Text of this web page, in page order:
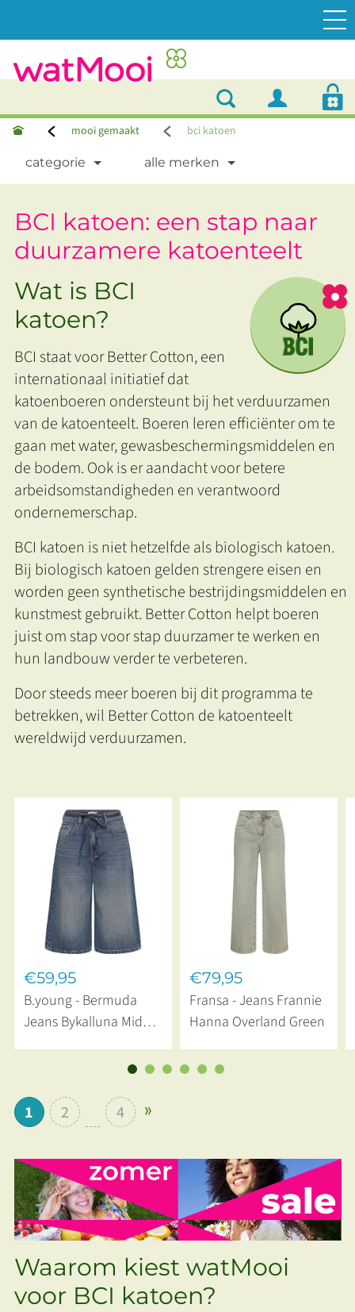
mooi gemaakt bci katoen
categorie alle merken
BCI katoen: een stap naar
duurzamere katoenteelt
Wat is BCI
katoen?
BCI staat voor Better Cotton, een
internationaal initiatief dat
katoenboeren ondersteunt bij het verduurzamen
van de katoenteelt. Boeren leren efficiënter om te
gaan met water, gewasbeschermingsmiddelen en
de bodem. Ook is er aandacht voor betere
arbeidsomstandigheden en verantwoord
ondernemerschap.
BCI katoen is niet hetzelfde als biologisch katoen.
Bij biologisch katoen gelden strengere eisen en
worden geen synthetische bestrijdingsmiddelen en
kunstmest gebruikt. Better Cotton helpt boeren
juist om stap voor stap duurzamer te werken en
hun landbouw verder te verbeteren.
Door steeds meer boeren bij dit programma te
betrekken, wil Better Cotton de katoenteelt
wereldwijd verduurzamen.
€59,95
B.young - Bermuda
Jeans Bykalluna Mid
€79,95
Fransa - Jeans Frannie
Hanna Overland Green
1 2 4
Waarom kiest watMooi
voor BCI katoen?